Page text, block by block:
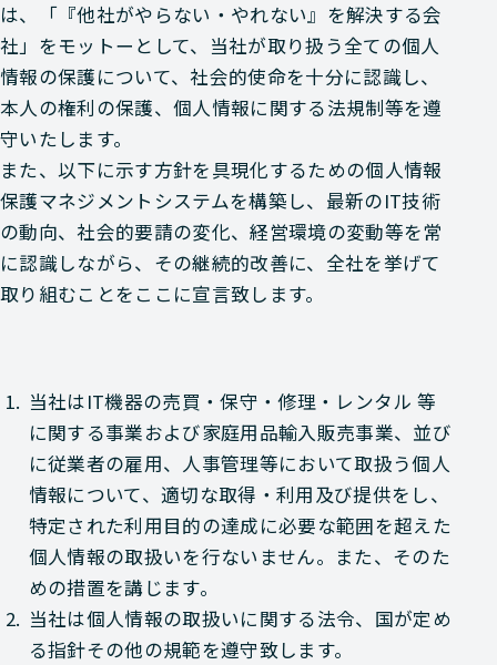
は、「『他社がやらない・やれない』を解決する会
社」をモットーとして、当社が取り扱う全ての個人
情報の保護について、社会的使命を十分に認識し、
本人の権利の保護、個人情報に関する法規制等を遵
守いたします。
また、以下に示す方針を具現化するための個人情報
保護マネジメントシステムを構築し、最新のIT技術
の動向、社会的要請の変化、経営環境の変動等を常
に認識しながら、その継続的改善に、全社を挙げて
取り組むことをここに宣言致します。
1. 当社はIT機器の売買・保守・修理・レンタル 等
に関する事業および家庭用品輸入販売事業、並び
に従業者の雇用、人事管理等において取扱う個人
情報について、適切な取得・利用及び提供をし、
特定された利用目的の達成に必要な範囲を超えた
個人情報の取扱いを行ないません。また、そのた
めの措置を講じます。
2. 当社は個人情報の取扱いに関する法令、国が定め
る指針その他の規範を遵守致します。